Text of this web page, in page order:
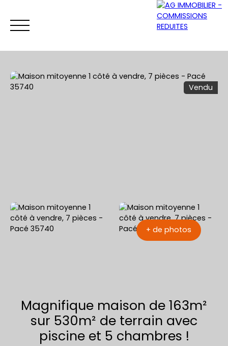
Vendu
+ de photos
Magnifique maison de 163m²
sur 530m² de terrain avec
piscine et 5 chambres !